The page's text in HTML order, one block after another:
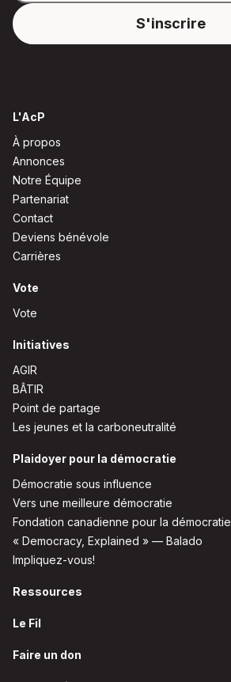
L'AcP
À propos
Annonces
Notre Équipe
Partenariat
Contact
Deviens bénévole
Carrières
Vote
Vote
Initiatives
AGIR
BÂTIR
Point de partage
Les jeunes et la carboneutralité
Plaidoyer pour la démocratie
Démocratie sous influence
Vers une meilleure démocratie
Fondation canadienne pour la démocratie
« Democracy, Explained » — Balado
Impliquez-vous!
Ressources
Le Fil
Faire un don